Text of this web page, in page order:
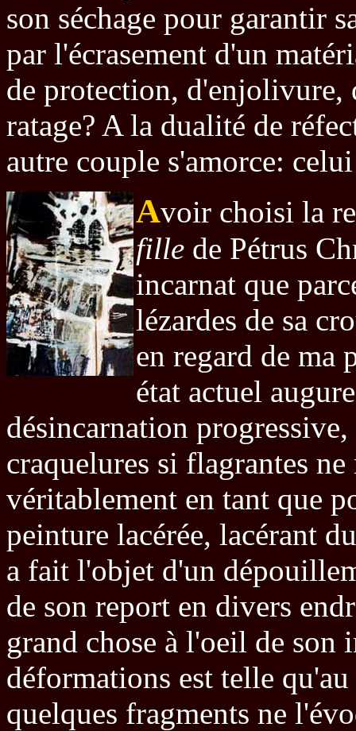
son séchage pour garantir
par l'écrasement d'un
de protection, d'enjolivure,
ratage? A la dualité de
autre couple s'amorce:
Avoir choisi la
fille de Pétrus
incarnat que
lézardes de sa
en regard de ma
état actuel
désincarnation
craquelures si flagrantes
véritablement en tant que
peinture lacérée, lacérant
a fait l'objet d'un
de son report en divers
grand chose à l'oeil de son
déformations est telle
quelques fragments ne